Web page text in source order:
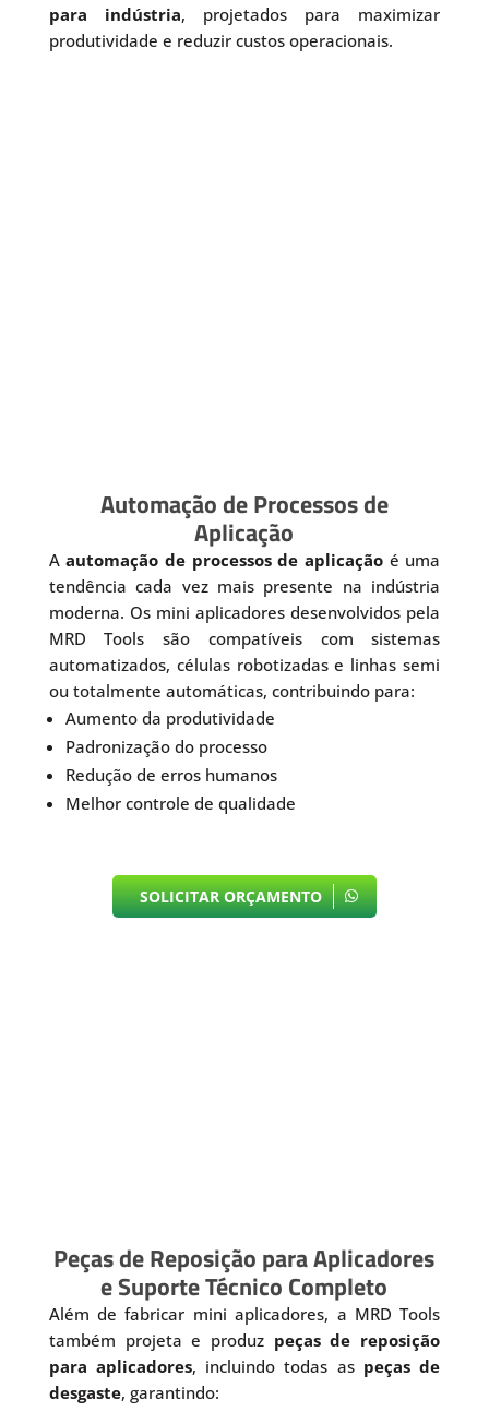
para indústria, projetados para maximizar
produtividade e reduzir custos operacionais.
Automação de Processos de
Aplicação
Aautomação de processos de aplicaçãoé uma
tendência cada vez mais presente na indústria
moderna. Os mini aplicadores desenvolvidos pela
MRD Tools são compatíveis com sistemas
automatizados, células robotizadas e linhas semi
ou totalmente automáticas, contribuindo para:
Aumento da produtividade
Padronização do processo
Redução de erros humanos
Melhor controle de qualidade
SOLICITAR ORÇAMENTO
Peças de Reposição para Aplicadores
e Suporte Técnico Completo
Além de fabricar mini aplicadores, a MRD Tools
também projeta e produz peças de reposição
para aplicadores, incluindo todas as peças de
desgaste, garantindo: